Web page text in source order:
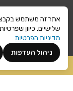
החלפה/החזרה/ביטול
אחריות
משלוחים
קרא עוד
אתר זה משתמש
שלישיים. כיוון
מדיניות הפרטיות
ניהול העדפות